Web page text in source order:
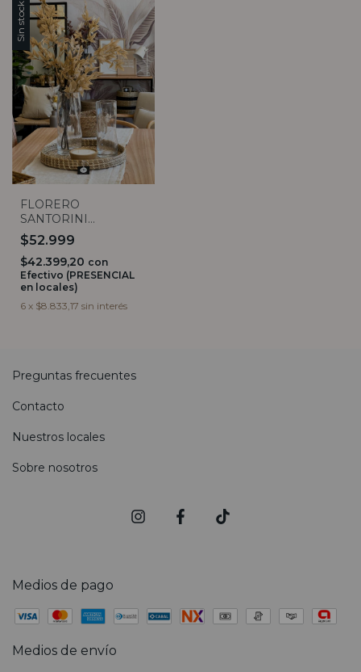
Sin stock
FLORERO
SANTORINI
TRANSPARENTE (2
TAMAÑOS)
$52.999
$42.399,20 con
Efectivo (PRESENCIAL
en locales)
6 x $8.833,17 sin interés
Preguntas frecuentes
Contacto
Nuestros locales
Sobre nosotros
Medios de pago
Medios de envío